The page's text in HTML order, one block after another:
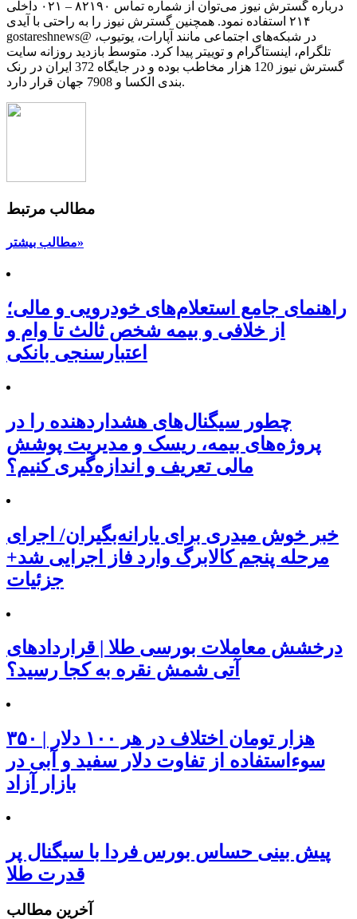
درباره گسترش نیوز می‌توان از شماره تماس ۸۲۱۹۰ – ۰۲۱ داخلی
۲۱۴ استفاده نمود. همچنین گسترش نیوز را به راحتی با آیدی
gostareshnews@ در شبکه‌های اجتماعی مانند آپارات، یوتیوب،
تلگرام، اینستاگرام و توییتر پیدا کرد. متوسط بازدید روزانه سایت
گسترش نیوز 120 هزار مخاطب بوده و در جایگاه 372 ایران در رنک
بندی الکسا و 7908 جهان قرار دارد.
مطالب مرتبط
مطالب بیشتر»
راهنمای جامع استعلام‌های خودرویی و مالی؛
از خلافی و بیمه شخص ثالث تا وام و
اعتبارسنجی بانکی
چطور سیگنال‌های هشداردهنده را در
پروژه‌های بیمه، ریسک و مدیریت پوشش
مالی تعریف و اندازه‌گیری کنیم؟
خبر خوش میدری برای یارانه‌بگیران/ اجرای
مرحله پنجم کالابرگ وارد فاز اجرایی شد+
جزئیات
درخشش معاملات بورسی طلا | قراردادهای
آتی شمش نقره به کجا رسید؟
۳۵۰ هزار تومان اختلاف در هر ۱۰۰ دلار |
سوءاستفاده از تفاوت دلار سفید و آبی در
بازار آزاد
پیش بینی حساس بورس فردا با سیگنال پر
قدرت طلا
آخرین مطالب